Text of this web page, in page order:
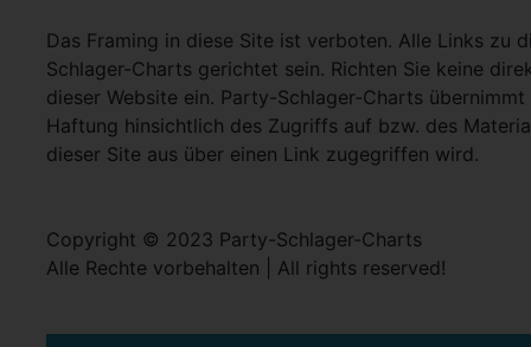
Das Framing in diese Site ist verboten. Alle Links zu
Schlager-Charts gerichtet sein. Richten Sie keine
dieser Website ein. Party-Schlager-Charts
Haftung hinsichtlich des Zugriffs auf bzw. des
dieser Site aus über einen Link zugegriffen wird.
Copyright © 2023 Party-Schlager-Charts
Alle Rechte vorbehalten | All rights reserved!